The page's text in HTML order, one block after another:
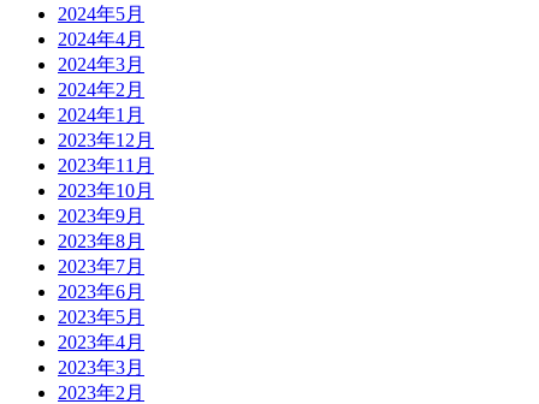
2024年5月
2024年4月
2024年3月
2024年2月
2024年1月
2023年12月
2023年11月
2023年10月
2023年9月
2023年8月
2023年7月
2023年6月
2023年5月
2023年4月
2023年3月
2023年2月